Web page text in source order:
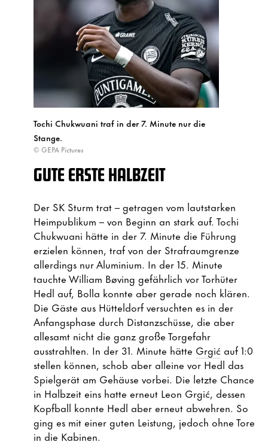
Tochi Chukwuani traf in der 7. Minute nur die
Stange.
© GEPA Pictures
GUTE ERSTE HALBZEIT
Der SK Sturm trat – getragen vom lautstarken
Heimpublikum – von Beginn an stark auf. Tochi
Chukwuani hätte in der 7. Minute die Führung
erzielen können, traf von der Strafraumgrenze
allerdings nur Aluminium. In der 15. Minute
tauchte William Bøving gefährlich vor Torhüter
Hedl auf, Bolla konnte aber gerade noch klären.
Die Gäste aus Hütteldorf versuchten es in der
Anfangsphase durch Distanzschüsse, die aber
allesamt nicht die ganz große Torgefahr
ausstrahlten. In der 31. Minute hätte Grgić auf 1:0
stellen können, schob aber alleine vor Hedl das
Spielgerät am Gehäuse vorbei. Die letzte Chance
in Halbzeit eins hatte erneut Leon Grgić, dessen
Kopfball konnte Hedl aber erneut abwehren. So
ging es mit einer guten Leistung, jedoch ohne Tore
in die Kabinen.